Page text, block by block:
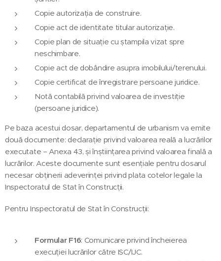
Copie autorizația de construire.
Copie act de identitate titular autorizație.
Copie plan de situație cu ștampila vizat spre
neschimbare.
Copie act de dobândire asupra imobilului/terenului.
Copie certificat de înregistrare persoane juridice.
Notă contabilă privind valoarea de investiție
(persoane juridice).
Pe baza acestui dosar, departamentul de urbanism va emite
două documente: declarație privind valoarea reală a lucrărilor
executate – Anexa 43, și înștiințarea privind valoarea finală a
lucrărilor. Aceste documente sunt esențiale pentru dosarul
necesar obținerii adeverinței privind plata cotelor legale la
Inspectoratul de Stat în Construcții.
Pentru Inspectoratul de Stat în Construcții:
Formular F16: Comunicare privind încheierea
execuției lucrărilor către ISC/IJC.